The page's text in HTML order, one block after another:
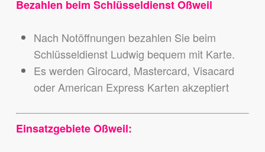
Bezahlen beim Schlüsseldienst Oßweil
Nach Notöffnungen bezahlen Sie beim
Schlüsseldienst Ludwig bequem mit Karte.
Es werden Girocard, Mastercard, Visacard
oder American Express Karten akzeptiert
Einsatzgebiete Oßweil: